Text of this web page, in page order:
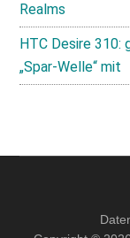
Realms
HTC Desire 310:
„Spar-Welle“ mit